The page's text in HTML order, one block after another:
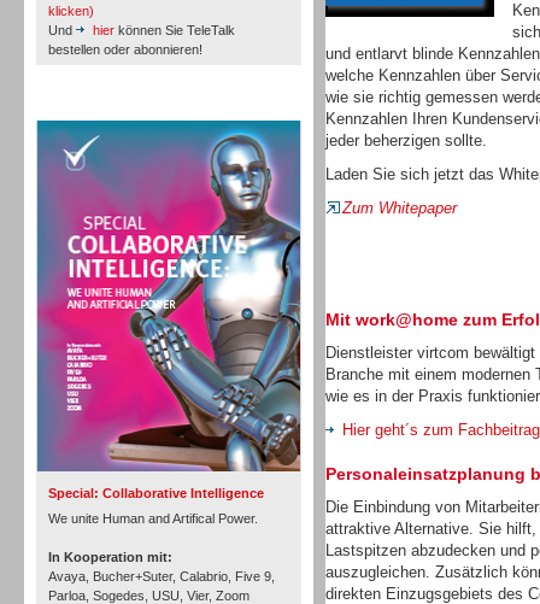
klicken)
Und
hier können Sie TeleTalk
bestellen oder abonnieren!
Special: Collaborative Intelligence
We unite Human and Artifical Power.
In Kooperation mit:
Avaya, Bucher+Suter, Calabrio, Five 9,
Parloa, Sogedes, USU, Vier, Zoom
Personal
Inbound
und entlarvt blinde
welche Kennzahlen über
wie sie richtig gemessen
Kennzahlen Ihren
jeder beherzigen sollte.
Laden Sie sich jetzt das
Zum Whitepaper
Mit work@home zum
Dienstleister virtcom
Branche mit einem modernen
wie es in der Praxis
Hier geht´s zum Fachbeitrag
Personaleinsatzplanung
Die Einbindung von
attraktive Alternative. Sie
Lastspitzen abzudecken und
auszugleichen. Zusätzlich
direkten Einzugsgebiets des